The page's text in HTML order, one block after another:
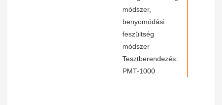
módszer,
benyomódási
feszültség
módszer
Tesztberendezés:
PMT-1000